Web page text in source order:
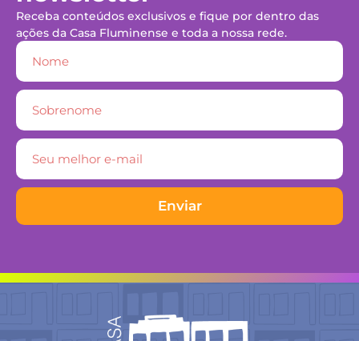
Receba conteúdos exclusivos e fique por dentro das
ações da Casa Fluminense e toda a nossa rede.
Enviar